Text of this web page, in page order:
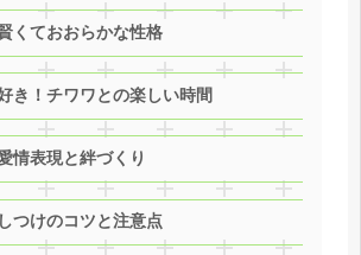
くておおらかな性格
き！チワワとの楽しい時間
情表現と絆づくり
つけのコツと注意点